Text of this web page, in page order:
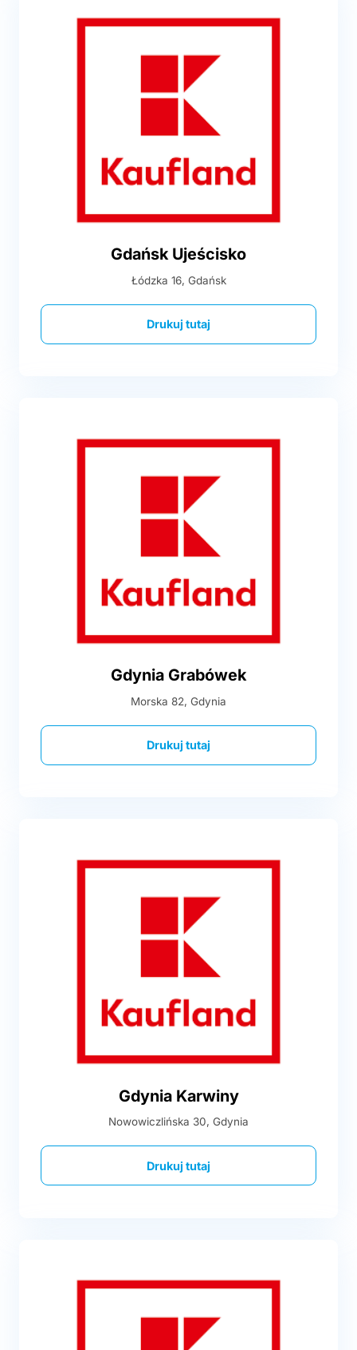
Gdańsk Ujeścisko
Łódzka 16, Gdańsk
Drukuj tutaj
Gdynia Grabówek
Morska 82, Gdynia
Drukuj tutaj
Gdynia Karwiny
Nowowiczlińska 30, Gdynia
Drukuj tutaj